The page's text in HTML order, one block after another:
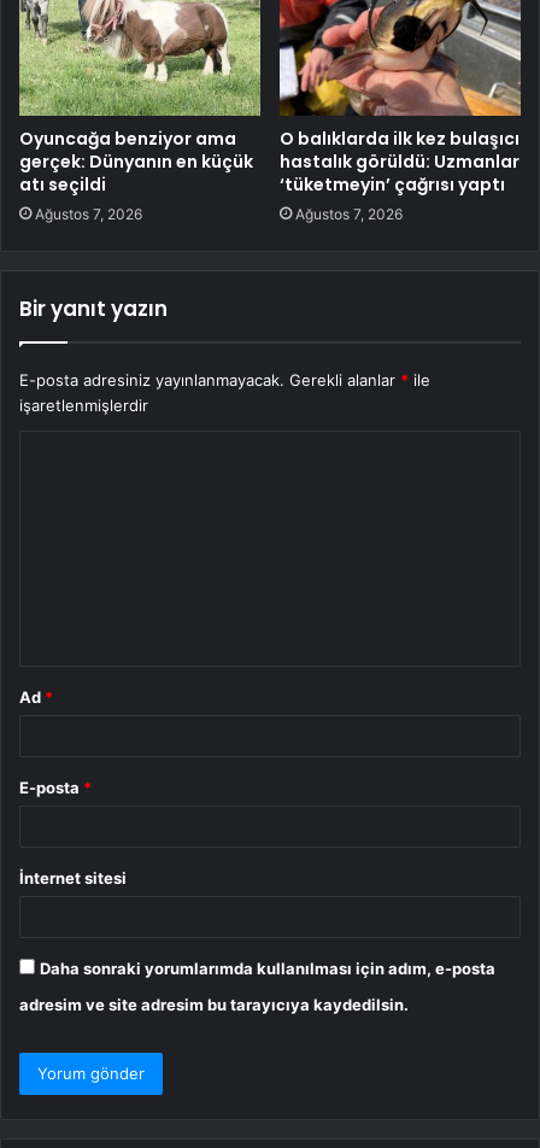
Oyuncağa benziyor ama
gerçek: Dünyanın en küçük
atı seçildi
Ağustos 7, 2026
O balıklarda ilk kez bulaşıcı
hastalık görüldü: Uzmanlar
‘tüketmeyin’ çağrısı yaptı
Ağustos 7, 2026
Bir yanıt yazın
E-posta adresiniz yayınlanmayacak. Gerekli alanlar * ile
işaretlenmişlerdir
Ad *
E-posta *
İnternet sitesi
Daha sonraki yorumlarımda kullanılması için adım, e-posta
adresim ve site adresim bu tarayıcıya kaydedilsin.